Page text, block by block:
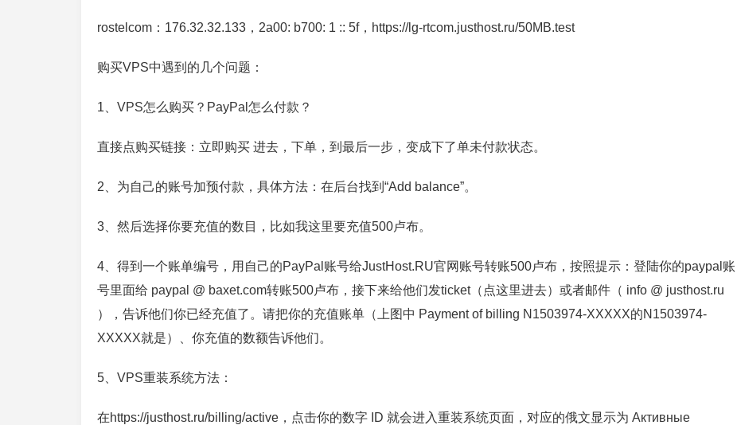
rostelcom：176.32.32.133，2a00: b700: 1 :: 5f，https://lg-rtcom.justhost.ru/50MB.test
购买VPS中遇到的几个问题：
1、VPS怎么购买？PayPal怎么付款？
直接点购买链接：立即购买 进去，下单，到最后一步，变成下了单未付款状态。
2、为自己的账号加预付款，具体方法：在后台找到“Add balance”。
3、然后选择你要充值的数目，比如我这里要充值500卢布。
4、得到一个账单编号，用自己的PayPal账号给JustHost.RU官网账号转账500卢布，按照提示：登陆你的paypal账
号里面给 paypal @ baxet.com转账500卢布，接下来给他们发ticket（点这里进去）或者邮件（ info @ justhost.ru
），告诉他们你已经充值了。请把你的充值账单（上图中 Payment of billing N1503974-XXXXX的N1503974-
XXXXX就是）、你充值的数额告诉他们。
5、VPS重装系统方法：
在https://justhost.ru/billing/active，点击你的数字 ID 就会进入重装系统页面，对应的俄文显示为 Активные